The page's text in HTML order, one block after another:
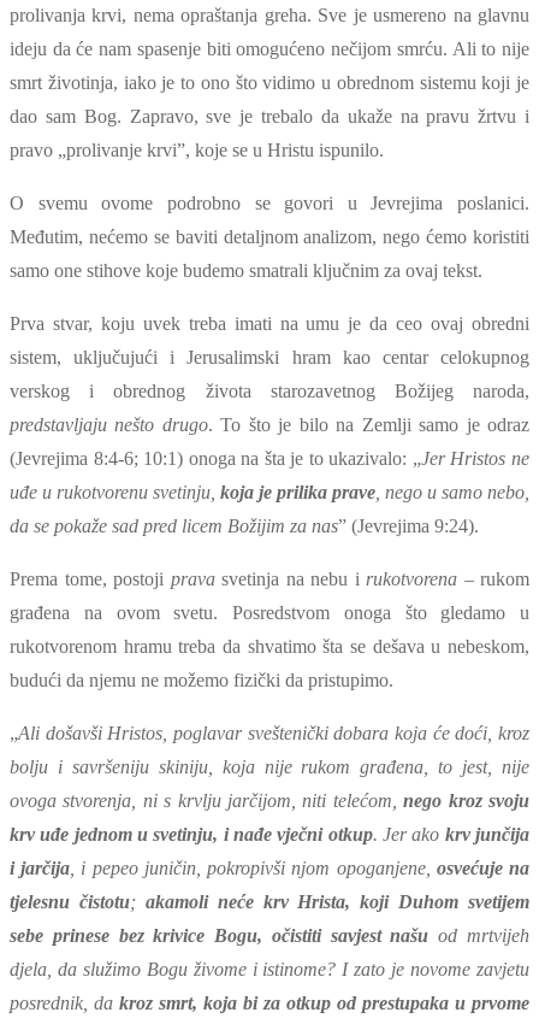
prolivanja krvi, nema opraštanja greha. Sve je usmereno na glavnu
ideju da će nam spasenje biti omogućeno nečijom smrću. Ali to nije
smrt životinja, iako je to ono što vidimo u obrednom sistemu koji je
dao sam Bog. Zapravo, sve je trebalo da ukaže na pravu žrtvu i
pravo „prolivanje krvi”, koje se u Hristu ispunilo.
O svemu ovome podrobno se govori u Jevrejima poslanici.
Međutim, nećemo se baviti detaljnom analizom, nego ćemo koristiti
samo one stihove koje budemo smatrali ključnim za ovaj tekst.
Prva stvar, koju uvek treba imati na umu je da ceo ovaj obredni
sistem, uključujući i Jerusalimski hram kao centar celokupnog
verskog i obrednog života starozavetnog Božijeg naroda,
predstavljaju nešto drugo. To što je bilo na Zemlji samo je odraz
(Jevrejima 8:4-6; 10:1) onoga na šta je to ukazivalo: „Jer Hristos ne
uđe u rukotvorenu svetinju, koja je prilika prave , nego u samo nebo,
da se pokaže sad pred licem Božijim za nas” (Jevrejima 9:24).
Prema tome, postoji pravasvetinja na nebu i rukotvorena – rukom
građena na ovom svetu. Posredstvom onoga što gledamo u
rukotvorenom hramu treba da shvatimo šta se dešava u nebeskom,
budući da njemu ne možemo fizički da pristupimo.
„Ali došavši Hristos, poglavar sveštenički dobara koja će doći, kroz
bolju i savršeniju skiniju, koja nije rukom građena, to jest, nije
ovoga stvorenja, ni s krvlju jarčijom, niti telećom,nego kroz svoju
krv uđe jednom u svetinju, i nađe vječni otkup. Jer ako krv junčija
i jarčija , i pepeo juničin, pokropivši njom opoganjene, osvećuje na
tjelesnu čistotu; akamoli neće krv Hrista, koji Duhom svetijem
sebe prinese bez krivice Bogu, očistiti savjest našu od mrtvijeh
djela, da služimo Bogu živome i istinome? I zato je novome zavjetu
posrednik, da kroz smrt, koja bi za otkup od prestupaka u prvome